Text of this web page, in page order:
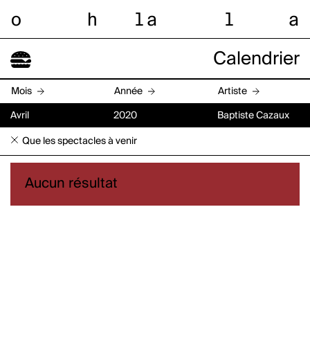
o h l a l a
Calendrier
Mois Année Artiste
Avril 2020 Baptiste Cazaux
Que les spectacles à venir
Aucun résultat